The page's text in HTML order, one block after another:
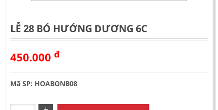
LỄ 28 BÓ HƯỚNG DƯƠNG 6C
450.000 đ
Mã SP: HOABONB08